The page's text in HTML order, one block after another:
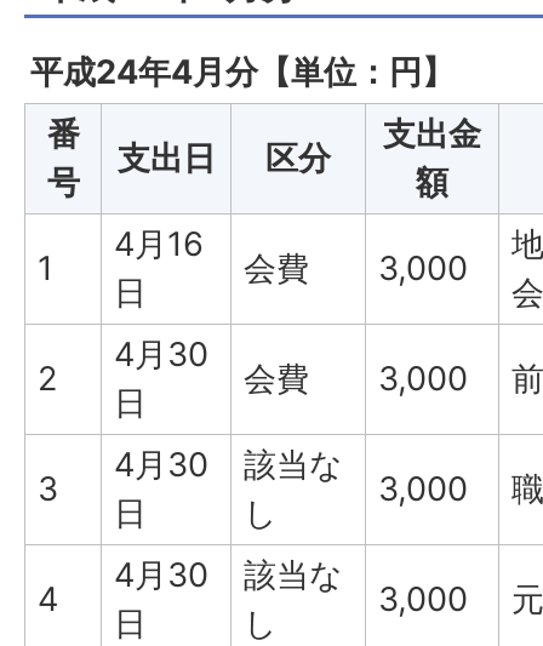
平成24年4月分【単位：円】
番
号
支出日 区分
支出金
額
1
4月16
日
会費 3,000
2
4月30
日
会費 3,000
3
4月30
日
該当な
し
3,000
4
4月30
日
該当な
し
3,000